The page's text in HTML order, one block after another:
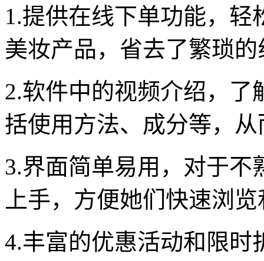
1.提供在线下单功能，
美妆产品，省去了繁琐
2.软件中的视频介绍，
括使用方法、成分等，
3.界面简单易用，对于
上手，方便她们快速浏
4.丰富的优惠活动和限时